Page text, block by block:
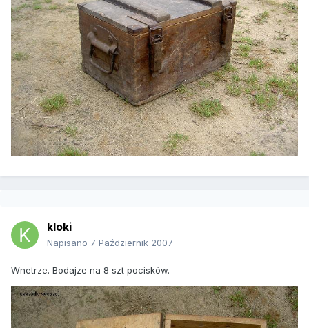
kloki
Napisano 7 Październik 2007
Wnetrze. Bodajze na 8 szt pocisków.